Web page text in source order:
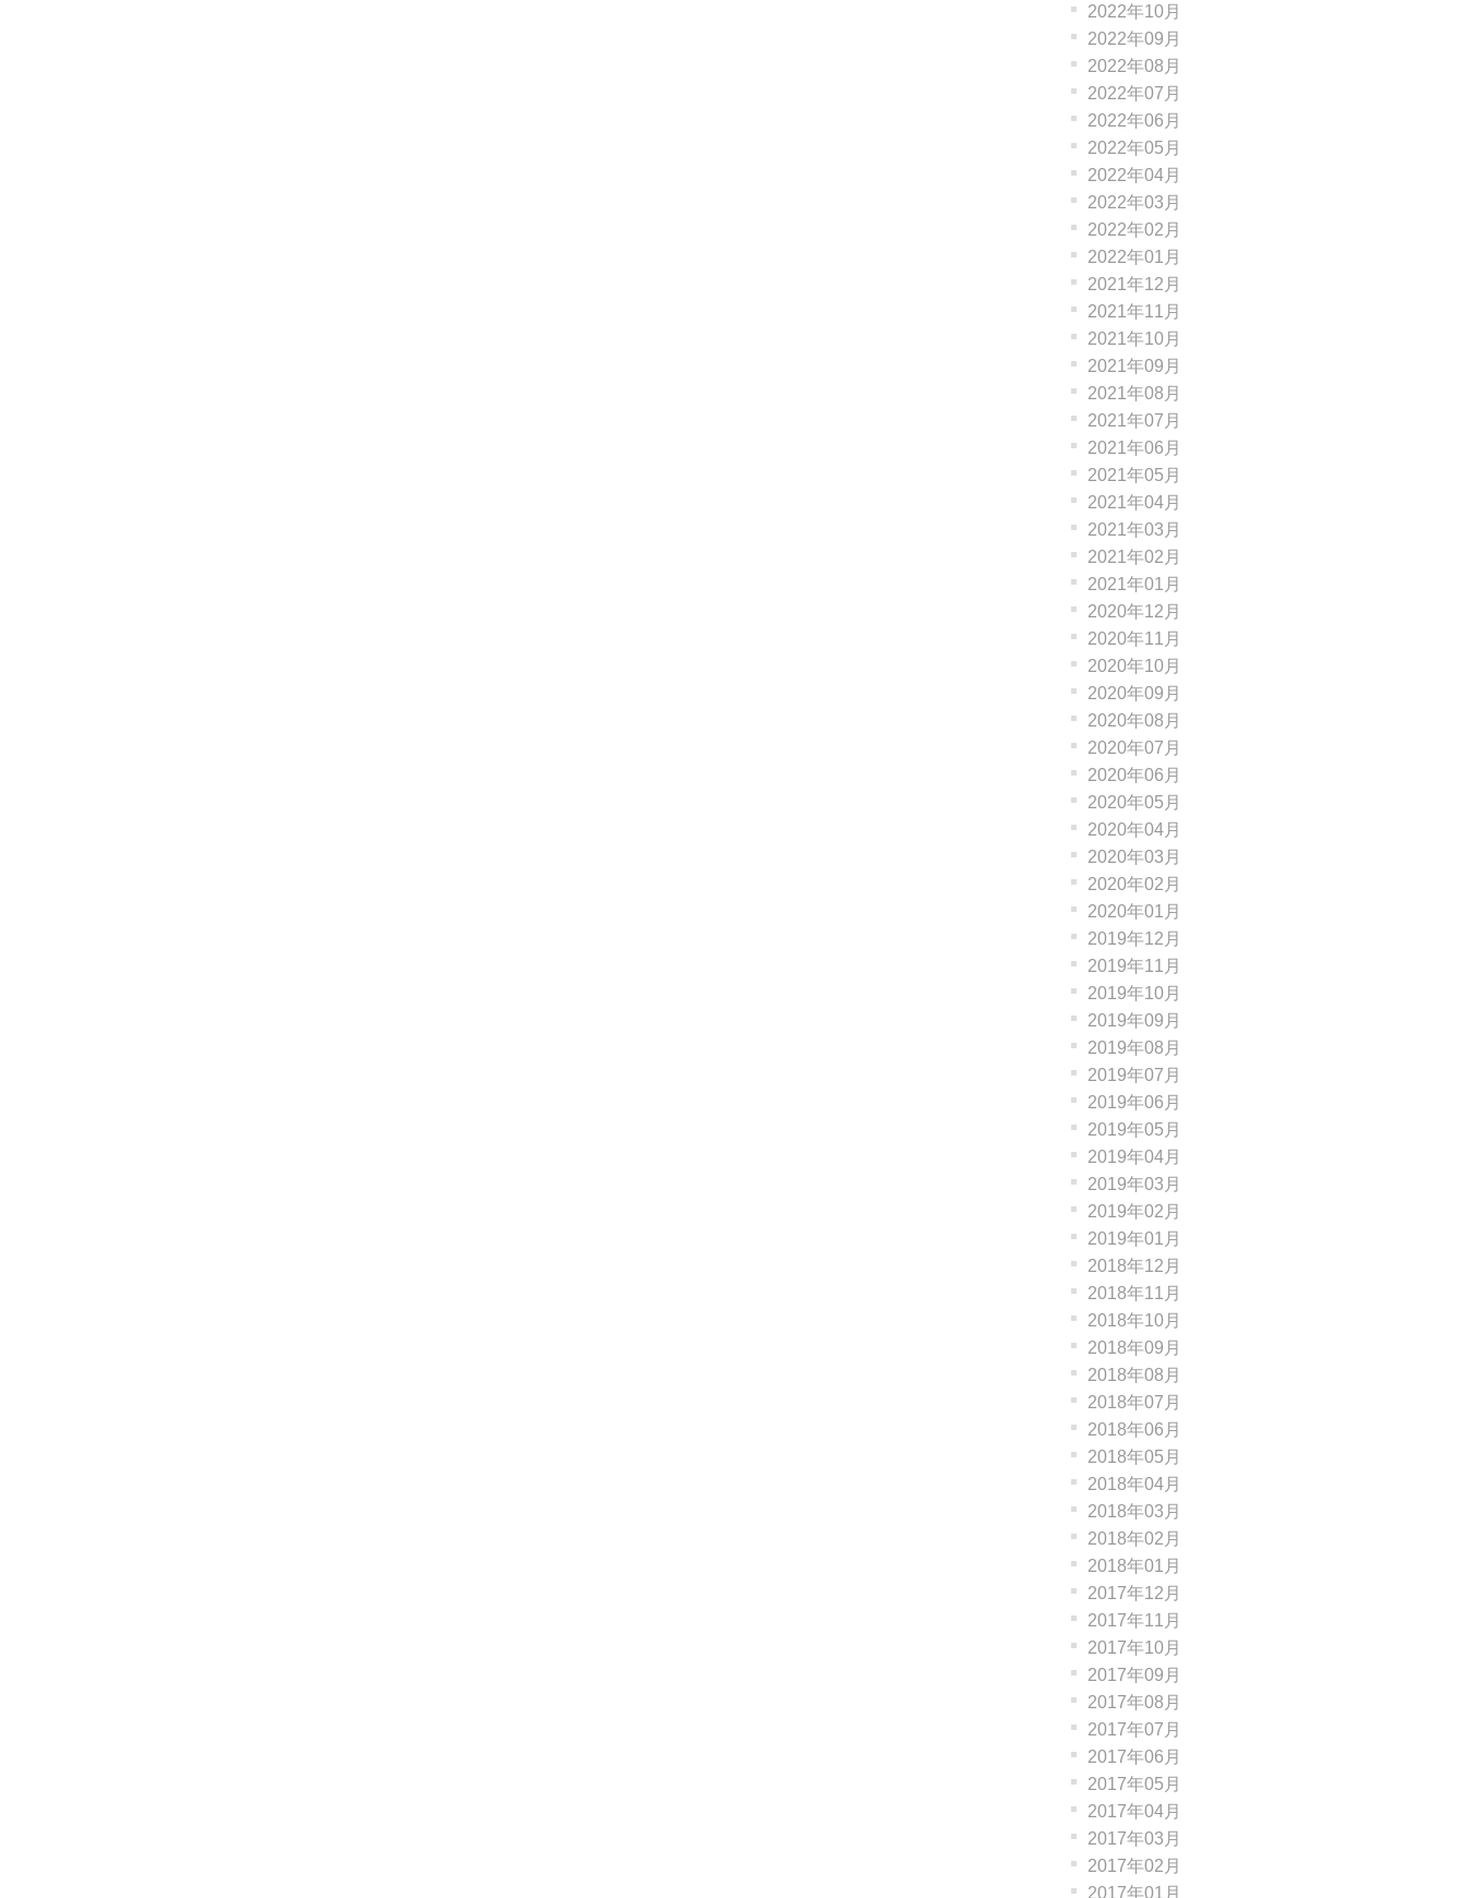
2022年10月
2022年09月
2022年08月
2022年07月
2022年06月
2022年05月
2022年04月
2022年03月
2022年02月
2022年01月
2021年12月
2021年11月
2021年10月
2021年09月
2021年08月
2021年07月
2021年06月
2021年05月
2021年04月
2021年03月
2021年02月
2021年01月
2020年12月
2020年11月
2020年10月
2020年09月
2020年08月
2020年07月
2020年06月
2020年05月
2020年04月
2020年03月
2020年02月
2020年01月
2019年12月
2019年11月
2019年10月
2019年09月
2019年08月
2019年07月
2019年06月
2019年05月
2019年04月
2019年03月
2019年02月
2019年01月
2018年12月
2018年11月
2018年10月
2018年09月
2018年08月
2018年07月
2018年06月
2018年05月
2018年04月
2018年03月
2018年02月
2018年01月
2017年12月
2017年11月
2017年10月
2017年09月
2017年08月
2017年07月
2017年06月
2017年05月
2017年04月
2017年03月
2017年02月
2017年01月